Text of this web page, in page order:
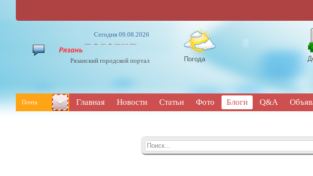
Сегодня 09.08.2026
Рязанский городской портал Погода
Почта Главная Новости Статьи Фото Блоги Q&A